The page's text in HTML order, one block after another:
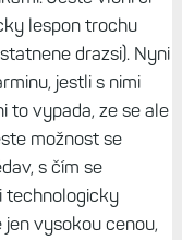
lespon trochu
drazsi). Nyni
jestli s nimi
to vypada, ze se ale
možnost se
s čím se
technologicky
vysokou cenou,